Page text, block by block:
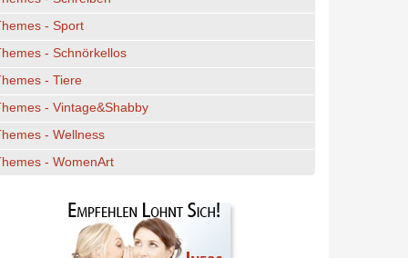
- Sport
- Schnörkellos
- Tiere
- Vintage&Shabby
- Wellness
- WomenArt